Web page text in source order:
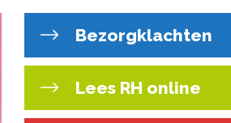
Bezorgklachten
Lees RH online